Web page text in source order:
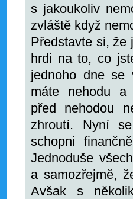
s jakoukoliv
zvláště když
Představte si, že
hrdi na to, co
jednoho dne se
máte nehodu
před nehodou
zhroutí. Nyní
schopni
Jednoduše
a samozřejmě,
Avšak s